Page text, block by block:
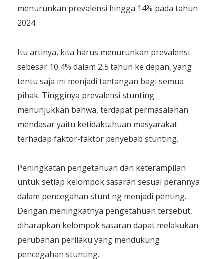
menurunkan prevalensi hingga 14% pada tahun
2024.
Itu artinya, kita harus menurunkan prevalensi
sebesar 10,4% dalam 2,5 tahun ke depan, yang
tentu saja ini menjadi tantangan bagi semua
pihak. Tingginya prevalensi stunting
menunjukkan bahwa, terdapat permasalahan
mendasar yaitu ketidaktahuan masyarakat
terhadap faktor-faktor penyebab stunting.
Peningkatan pengetahuan dan keterampilan
untuk setiap kelompok sasaran sesuai perannya
dalam pencegahan stunting menjadi penting.
Dengan meningkatnya pengetahuan tersebut,
diharapkan kelompok sasaran dapat melakukan
perubahan perilaku yang mendukung
pencegahan stunting.